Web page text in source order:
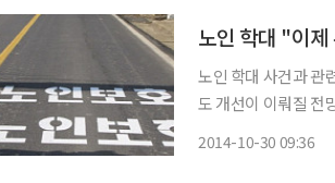
노인 학대 "이
노인 학대 사건과 관
도 개선이 이뤄질 전망이다. 보건복지부는 정홍원 국무총리 주재로
2014-10-30 09:36